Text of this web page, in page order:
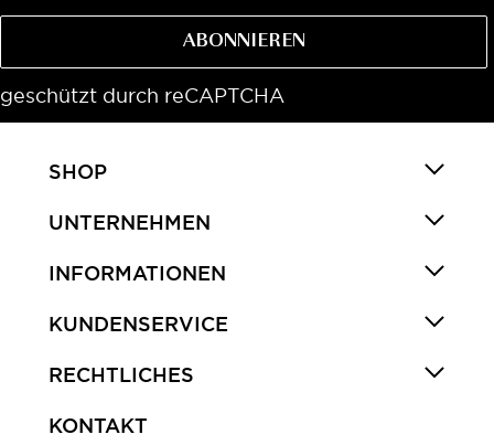
ABONNIEREN
geschützt durch reCAPTCHA
SHOP
UNTERNEHMEN
INFORMATIONEN
KUNDENSERVICE
RECHTLICHES
KONTAKT